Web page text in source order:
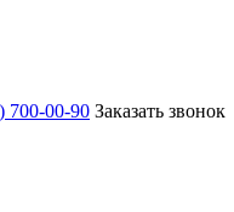
700-00-90 Заказать звонок